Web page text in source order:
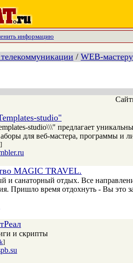
информацию
/ WEB-мастеру
studio"
studio\\\" предлагает
для веб-мастера, программы и
]
MAGIC TRAVEL.
и санаторный отдых. Все
Пришло время отдохнуть - Вы это
и скрипты
]